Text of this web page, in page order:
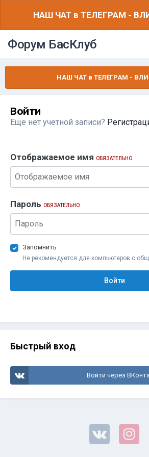
НАШ ЧАТ в ТЕЛЕГРАМ -
Форум БасКлуб
НАШ ЧАТ в ТЕЛЕГРАМ -
Войти
Еще нет учетной записи?
Отображаемое имя ОБЯЗАТЕЛЬНО
Пароль ОБЯЗАТЕЛЬНО
Запомнить
Не рекомендуется для компьютеров с
Войти
Быстрый вход
Войти через